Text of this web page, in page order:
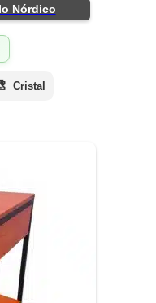
Nórdico
Cristal